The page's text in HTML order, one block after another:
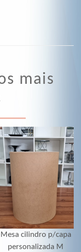
mais
cilindro p/capa
personalizada M